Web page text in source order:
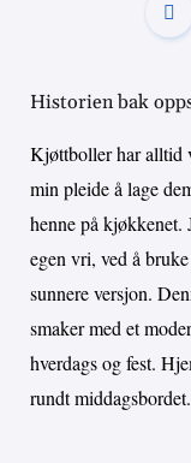
Historien bak
Kjøttboller har alltid
min pleide å lage
henne på kjøkkenet.
egen vri, ved å
sunnere versjon.
smaker med et
hverdags og fest.
rundt middagsbordet.